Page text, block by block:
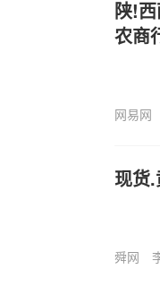
陕!
农商
网易网
现货
舜网